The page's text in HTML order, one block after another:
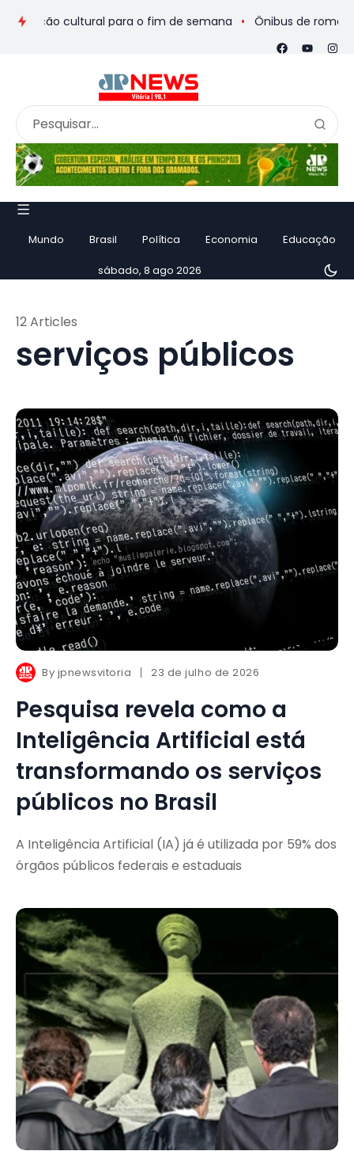
cultural para o fim de semana Ônibus de romeiros que
Mundo Brasil Política Economia Educação
sábado, 8 ago 2026
serviços públicos
12 Articles
By jpnewsvitoria 23 de julho de 2026
Pesquisa revela como a
Inteligência Artificial está
transformando os serviços
públicos no Brasil
A Inteligência Artificial (IA) já é utilizada por 59% dos
órgãos públicos federais e estaduais